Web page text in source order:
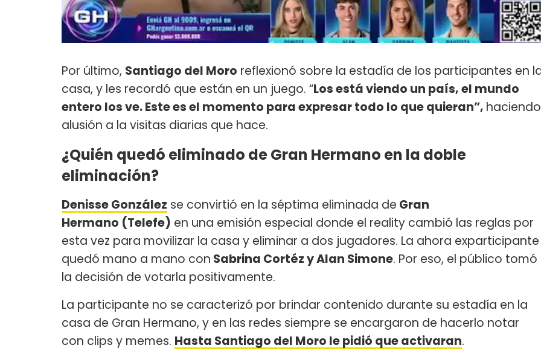
Por último, Santiago del Moro reflexionó sobre la estadía de los participantes en
casa, y les recordó que están en un juego. “Los está viendo un país, el mundo
entero los ve. Este es el momento para expresar todo lo que quieran”, haciendo
alusión a la visitas diarias que hace.
¿Quién quedó eliminado de Gran Hermano en la doble
eliminación?
Denisse González se convirtió en la séptima eliminada de Gran
Hermano (Telefe) en una emisión especial donde el reality cambió las reglas por
esta vez para movilizar la casa y eliminar a dos jugadores. La ahora exparticipante
quedó mano a mano con Sabrina Cortéz y Alan Simone. Por eso, el público tomó
la decisión de votarla positivamente.
La participante no se caracterizó por brindar contenido durante su estadía en la
casa de Gran Hermano, y en las redes siempre se encargaron de hacerlo notar
con clips y memes. Hasta Santiago del Moro le pidió que activaran.